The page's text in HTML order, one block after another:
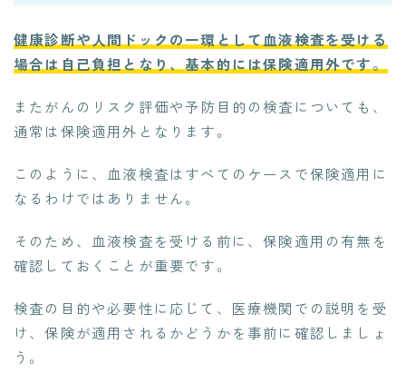
健康診断や人間ドックの一環として血液検査を受ける
場合は自己負担となり、基本的には保険適用外です。
またがんのリスク評価や予防目的の検査についても、
通常は保険適用外となります。
このように、血液検査はすべてのケースで保険適用に
なるわけではありません。
そのため、血液検査を受ける前に、保険適用の有無を
確認しておくことが重要です。
検査の目的や必要性に応じて、医療機関での説明を受
け、保険が適用されるかどうかを事前に確認しましょ
う。